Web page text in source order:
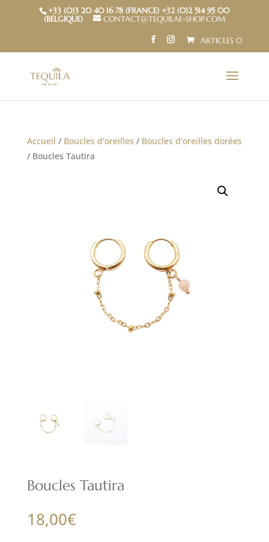
+33 (0)3 20 40 16 78 (FRANCE) +32 (0)2 514 95 00
(BELGIQUE)
CONTACT@TEQUILAE-SHOP.COM
ARTICLES 0
Accueil / Boucles d'oreilles / Boucles d'oreilles dorées
/ Boucles Tautira
Boucles Tautira
18,00€